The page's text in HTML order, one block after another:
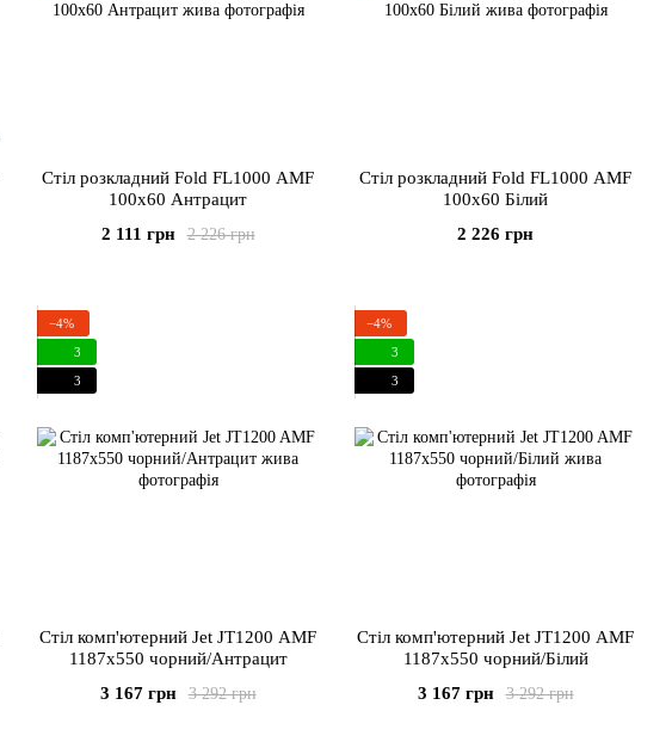
Стіл розкладний Fold FL1000 AMF
100x60 Антрацит
2 226 грн
2 111 грн
Стіл розкладний Fold FL1000 AMF
100x60 Білий
2 226 грн
−4%
3
3
Стіл комп'ютерний Jet JT1200 AMF
1187х550 чорний/Антрацит
3 292 грн
3 167 грн
−4%
3
3
Стіл комп'ютерний Jet JT1200 AMF
1187х550 чорний/Білий
3 292 грн
3 167 грн